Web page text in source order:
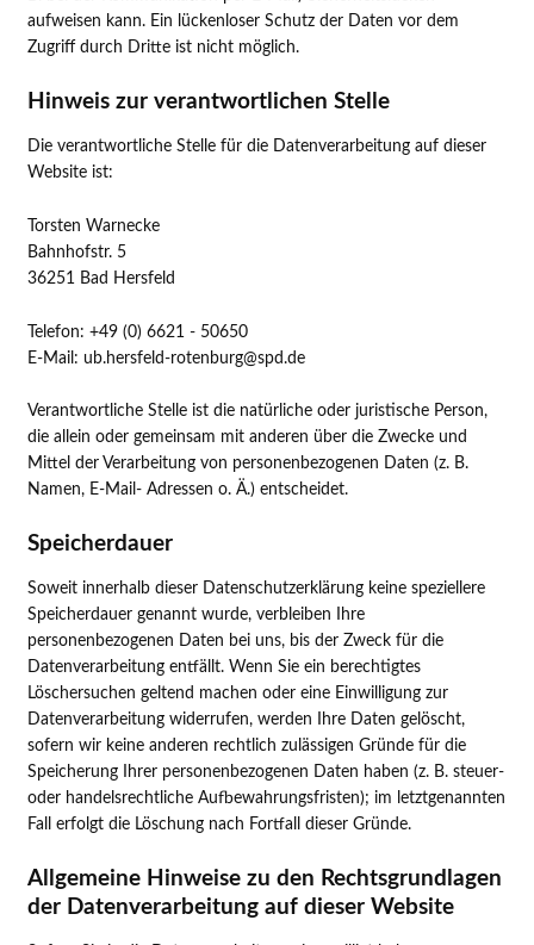
aufweisen kann. Ein lückenloser Schutz der Daten vor dem
Zugriff durch Dritte ist nicht möglich.
Hinweis zur verantwortlichen Stelle
Die verantwortliche Stelle für die Datenverarbeitung auf dieser
Website ist:
Torsten Warnecke
Bahnhofstr. 5
36251 Bad Hersfeld
Telefon: +49 (0) 6621 - 50650
E-Mail: ub.hersfeld-rotenburg@spd.de
Verantwortliche Stelle ist die natürliche oder juristische Person,
die allein oder gemeinsam mit anderen über die Zwecke und
Mittel der Verarbeitung von personenbezogenen Daten (z. B.
Namen, E-Mail- Adressen o. Ä.) entscheidet.
Speicherdauer
Soweit innerhalb dieser Datenschutzerklärung keine speziellere
Speicherdauer genannt wurde, verbleiben Ihre
personenbezogenen Daten bei uns, bis der Zweck für die
Datenverarbeitung entfällt. Wenn Sie ein berechtigtes
Löschersuchen geltend machen oder eine Einwilligung zur
Datenverarbeitung widerrufen, werden Ihre Daten gelöscht,
sofern wir keine anderen rechtlich zulässigen Gründe für die
Speicherung Ihrer personenbezogenen Daten haben (z. B. steuer-
oder handelsrechtliche Aufbewahrungsfristen); im letztgenannten
Fall erfolgt die Löschung nach Fortfall dieser Gründe.
Allgemeine Hinweise zu den Rechtsgrundlagen
der Datenverarbeitung auf dieser Website